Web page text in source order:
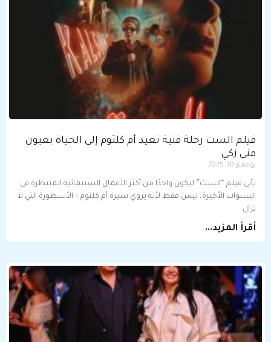
فيلم الست رحلة فنية تعيد أم كلثوم إلى الحياة بعيون
منى زكي
نوفمبر 30, 2025
يأتي فيلم “الست” ليكون واحدًا من أكثر الأعمال السينمائية المنتظرة في
السنوات الأخيرة، ليس فقط لأنه يروي سيرة أم كلثوم – الأسطورة التي لا
تزال
أقرأ المزيد...